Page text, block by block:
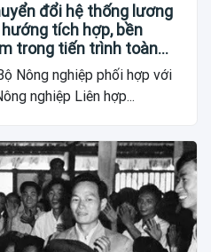
đổi hệ thống lương
tích hợp, bền
trong tiến trình toàn
Nông nghiệp phối hợp với
nghiệp Liên hợp...